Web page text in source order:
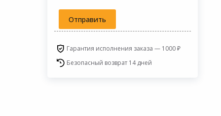
Отправить
Гарантия исполнения заказа — 1000 ₽
Безопасный возврат 14 дней